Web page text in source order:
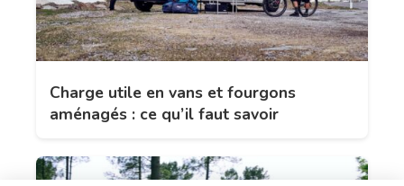
Charge utile en vans et fourgons
aménagés : ce qu’il faut savoir